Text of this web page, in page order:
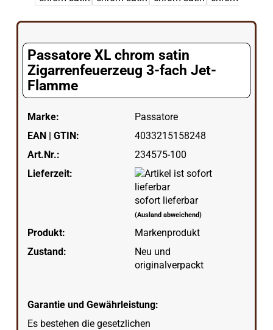
Passatore XL chrom satin
Zigarrenfeuerzeug 3-fach Jet-
Flamme
Marke:
Passatore
EAN | GTIN:
4033215158248
Art.Nr.:
234575-100
Lieferzeit:
sofort lieferbar
(Ausland abweichend)
Produkt:
Markenprodukt
Zustand:
Neu und
originalverpackt
Garantie und Gewährleistung:
Es bestehen die gesetzlichen